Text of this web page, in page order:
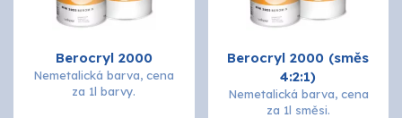
KontaktyBerocryl 2000
Nemetalická barva, cena
za 1l barvy.
Berocryl 2000 (směs
4:2:1)
Nemetalická barva, cena
za 1l směsi.